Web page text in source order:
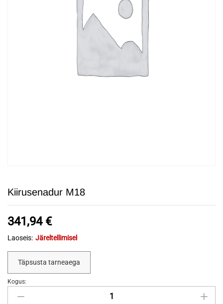
Kiirusenadur M18
341,94 €
Laoseis: Järeltellimisel
Täpsusta tarneaega
Kiirusenadur
M18
Kogus: